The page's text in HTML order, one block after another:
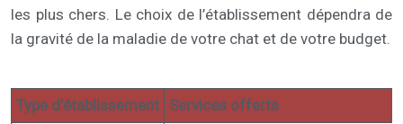
les plus chers. Le choix de l’établissement dépendra de
la gravité de la maladie de votre chat et de votre budget.
Type d’établissement Services offerts